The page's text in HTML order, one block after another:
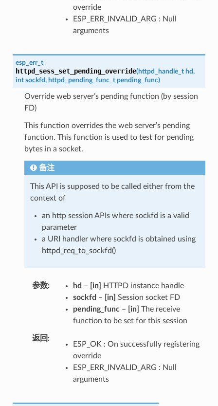
override
ESP_ERR_INVALID_ARG : Null
arguments
esp_err_t
httpd_sess_set_pending_override(httpd_handle_t hd,
int sockfd, httpd_pending_func_t pending_func)
Override web server’s pending function (by session
FD)
This function overrides the web server’s pending
function. This function is used to test for pending
bytes in a socket.
备注
This API is supposed to be called either from the
context of
an http session APIs where sockfd is a valid
parameter
a URI handler where sockfd is obtained using
httpd_req_to_sockfd()
参数 hd – [in]
HTTPD instance handle
sockfd – [in] Session socket FD
pending_func– [in] The receive
function to be set for this session
返回
ESP_OK : On successfully registering
override
ESP_ERR_INVALID_ARG : Null
arguments